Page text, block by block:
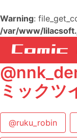
Warning:
/var/www/
ミックツ
@ruku_robin